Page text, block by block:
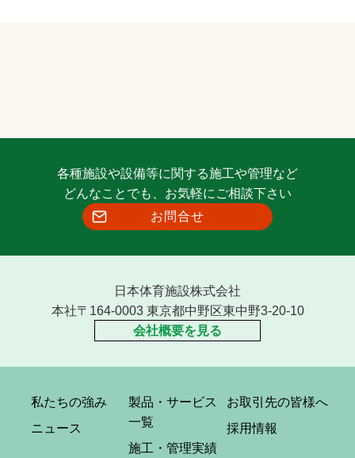
各種施設や設備等に関する施工や管理など
どんなことでも、お気軽にご相談下さい
お問合せ
日本体育施設株式会社
本社〒164-0003 東京都中野区東中野3-20-10
会社概要を見る
私たちの強み
ニュース
製品・サービス
一覧
施工・管理実績
お取引先の皆様へ
採用情報